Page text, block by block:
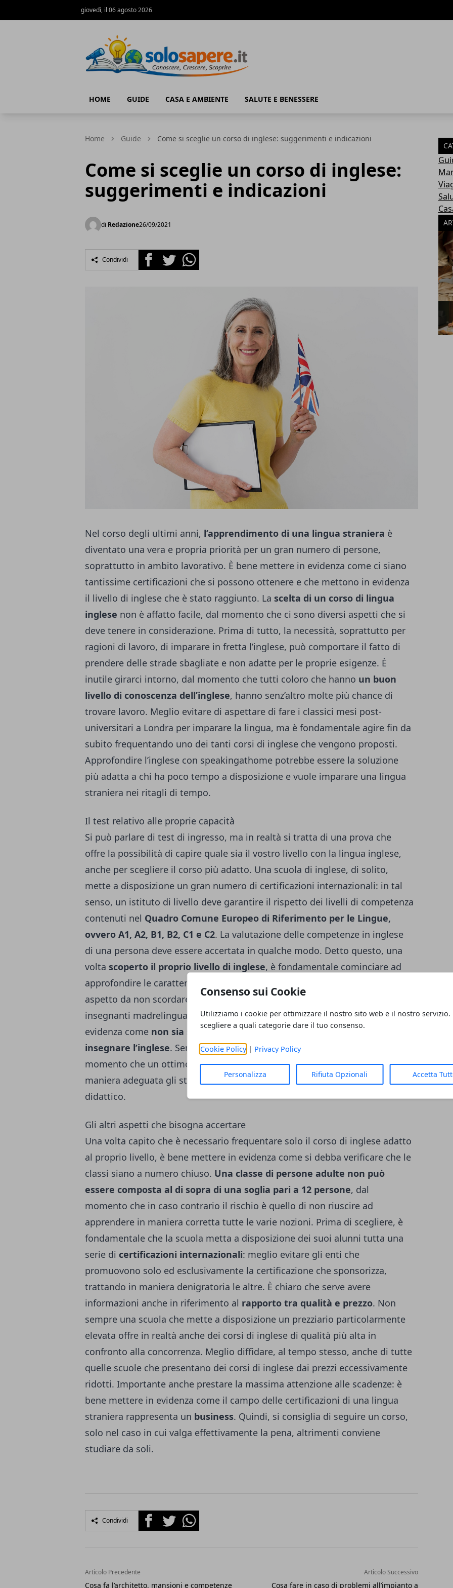
Consenso sui Cookie
Utilizziamo i cookie per ottimizzare il nostro sito web e il nostro servizio.
scegliere a quali categorie dare il tuo consenso.
Cookie Policy| Privacy Policy
Personalizza Rifiuta Opzionali Accetta
giovedì, il 06 agosto 2026
HOME GUIDE CASA E AMBIENTE SALUTE E BENESSERE
Home Guide Come si sceglie un corso di inglese: suggerimenti e indicazioni
Come si sceglie un corso di inglese:
suggerimenti e indicazioni
di Redazione26/09/2021
Condividi FacebookTwitterWhatsapp
Nel corso degli ultimi anni, l’apprendimento di una lingua straniera è
diventato una vera e propria priorità per un gran numero di persone,
soprattutto in ambito lavorativo. È bene mettere in evidenza come ci siano
tantissime certificazioni che si possono ottenere e che mettono in evidenza
il livello di inglese che è stato raggiunto. La scelta di un corso di lingua
inglese non è affatto facile, dal momento che ci sono diversi aspetti che si
deve tenere in considerazione. Prima di tutto, la necessità, soprattutto per
ragioni di lavoro, di imparare in fretta l’inglese, può comportare il fatto di
prendere delle strade sbagliate e non adatte per le proprie esigenze. È
inutile girarci intorno, dal momento che tutti coloro che hanno un buon
livello di conoscenza dell’inglese, hanno senz’altro molte più chance di
trovare lavoro. Meglio evitare di aspettare di fare i classici mesi post-
universitari a Londra per imparare la lingua, ma è fondamentale agire fin da
subito frequentando uno dei tanti corsi di inglese che vengono proposti.
Approfondire l’inglese con speakingathome potrebbe essere la soluzione
più adatta a chi ha poco tempo a disposizione e vuole imparare una lingua
straniera nei ritagli di tempo.
Il test relativo alle proprie capacità
Si può parlare di test di ingresso, ma in realtà si tratta di una prova che
offre la possibilità di capire quale sia il vostro livello con la lingua inglese,
anche per scegliere il corso più adatto. Una scuola di inglese, di solito,
mette a disposizione un gran numero di certificazioni internazionali: in tal
senso, un istituto di livello deve garantire il rispetto dei livelli di competenza
contenuti nel Quadro Comune Europeo di Riferimento per le Lingue,
ovvero A1, A2, B1, B2, C1 e C2. La valutazione delle competenze in inglese
di una persona deve essere accertata in qualche modo. Detto questo, una
volta scoperto il proprio livello di inglese, è fondamentale cominciare ad
approfondire le caratteristiche della scuola che si desidera frequentare. Un
aspetto da non scordare è che all’interno dell’istituto ci siano degli
insegnanti madrelingua abilitati e certificati. È molto importante mettere in
evidenza come non sia sufficiente essere un madrelingua per poter
insegnare l’inglese. Serve non solo la laurea e avere l’abilitazione, dal
momento che un ottimo insegnante deve essere in grado di coinvolgere in
maniera adeguata gli studenti e realizzare un interessante programma
didattico.
Gli altri aspetti che bisogna accertare
Una volta capito che è necessario frequentare solo il corso di inglese adatto
al proprio livello, è bene mettere in evidenza come si debba verificare che le
classi siano a numero chiuso. Una classe di persone adulte non può
essere composta al di sopra di una soglia pari a 12 persone, dal
momento che in caso contrario il rischio è quello di non riuscire ad
apprendere in maniera corretta tutte le varie nozioni. Prima di scegliere, è
fondamentale che la scuola metta a disposizione dei suoi alunni tutta una
serie di certificazioni internazionali: meglio evitare gli enti che
promuovono solo ed esclusivamente la certificazione che sponsorizza,
trattando in maniera denigratoria le altre. È chiaro che serve avere
informazioni anche in riferimento al rapporto tra qualità e prezzo. Non
sempre una scuola che mette a disposizione un prezziario particolarmente
elevata offre in realtà anche dei corsi di inglese di qualità più alta in
confronto alla concorrenza. Meglio diffidare, al tempo stesso, anche di tutte
quelle scuole che presentano dei corsi di inglese dai prezzi eccessivamente
ridotti. Importante anche prestare la massima attenzione alle scadenze: è
bene mettere in evidenza come il campo delle certificazioni di una lingua
straniera rappresenta un business. Quindi, si consiglia di seguire un corso,
solo nel caso in cui valga effettivamente la pena, altrimenti conviene
studiare da soli.
Condividi FacebookTwitterWhatsapp
Articolo Precedente
Cosa fa l’architetto, mansioni e competenze
Articolo Successivo
Cosa fare in caso di problemi all’impianto a